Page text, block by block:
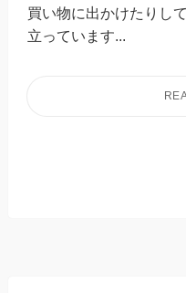
買い物に出かけたりし
立っています...